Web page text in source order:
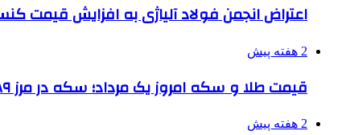
اعتراض انجمن فولاد آلیاژی به افزایش قیمت
2 هفته پیش
قیمت طلا و سکه امروز یک مرداد؛ سکه در مرز ۱۸۹ میلیون تومان
2 هفته پیش